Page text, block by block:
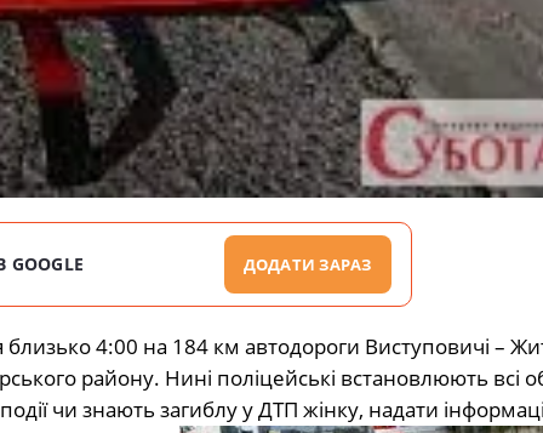
ДОДАТИ ЗАРАЗ
4:00 на 184 км автодороги Виступовичі –
району. Нині поліцейські встановлюють всі
чи знають загиблу у ДТП жінку, надати